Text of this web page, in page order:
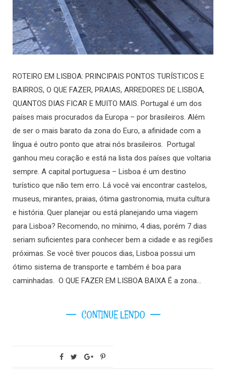
ROTEIRO EM LISBOA: PRINCIPAIS PONTOS TURÍSTICOS E
BAIRROS, O QUE FAZER, PRAIAS, ARREDORES DE LISBOA,
QUANTOS DIAS FICAR E MUITO MAIS. Portugal é um dos
países mais procurados da Europa – por brasileiros. Além
de ser o mais barato da zona do Euro, a afinidade com a
língua é outro ponto que atrai nós brasileiros. Portugal
ganhou meu coração e está na lista dos países que voltaria
sempre. A capital portuguesa – Lisboa é um destino
turístico que não tem erro. Lá você vai encontrar castelos,
museus, mirantes, praias, ótima gastronomia, muita cultura
e história. Quer planejar ou está planejando uma viagem
para Lisboa? Recomendo, no mínimo, 4 dias, porém 7 dias
seriam suficientes para conhecer bem a cidade e as regiões
próximas. Se você tiver poucos dias, Lisboa possui um
ótimo sistema de transporte e também é boa para
caminhadas. O QUE FAZER EM LISBOA BAIXA É a zona…
CONTINUE LENDO